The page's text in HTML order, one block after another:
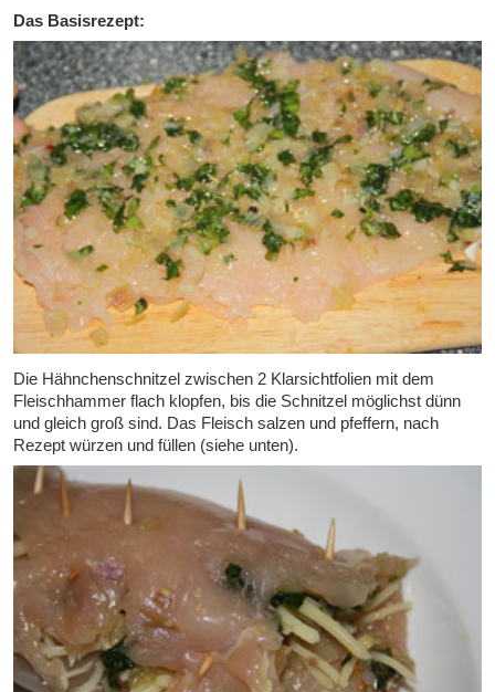
Das Basisrezept:
Die Hähnchenschnitzel zwischen 2 Klarsichtfolien mit dem
Fleischhammer flach klopfen, bis die Schnitzel möglichst dünn
und gleich groß sind. Das Fleisch salzen und pfeffern, nach
Rezept würzen und füllen (siehe unten).